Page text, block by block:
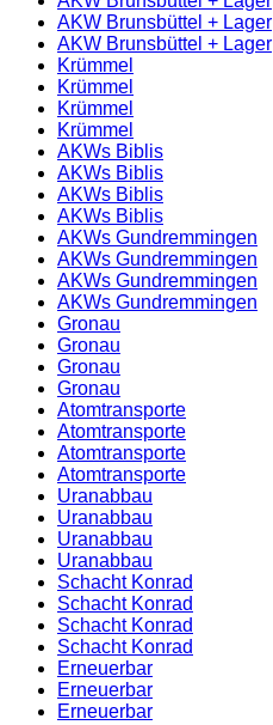
AKW Brunsbüttel + Lager
AKW Brunsbüttel + Lager
Krümmel
Krümmel
Krümmel
Krümmel
AKWs Biblis
AKWs Biblis
AKWs Biblis
AKWs Biblis
AKWs Gundremmingen
AKWs Gundremmingen
AKWs Gundremmingen
AKWs Gundremmingen
Gronau
Gronau
Gronau
Gronau
Atomtransporte
Atomtransporte
Atomtransporte
Atomtransporte
Uranabbau
Uranabbau
Uranabbau
Uranabbau
Schacht Konrad
Schacht Konrad
Schacht Konrad
Schacht Konrad
Erneuerbar
Erneuerbar
Erneuerbar